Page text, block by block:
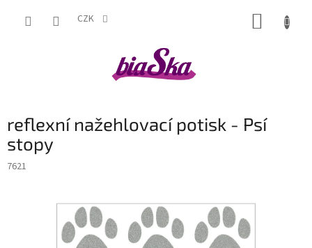
CZK
reflexní nažehlovací potisk - Psí
stopy
7621